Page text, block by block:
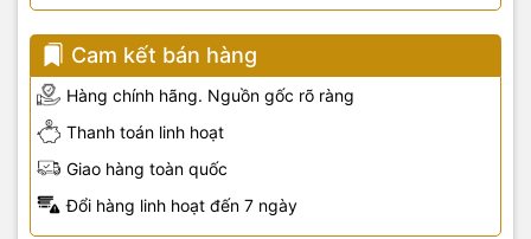
Cam kết bán hàng
Hàng chính hãng. Nguồn gốc rõ ràng
Thanh toán linh hoạt
Giao hàng toàn quốc
Đổi hàng linh hoạt đến 7 ngày